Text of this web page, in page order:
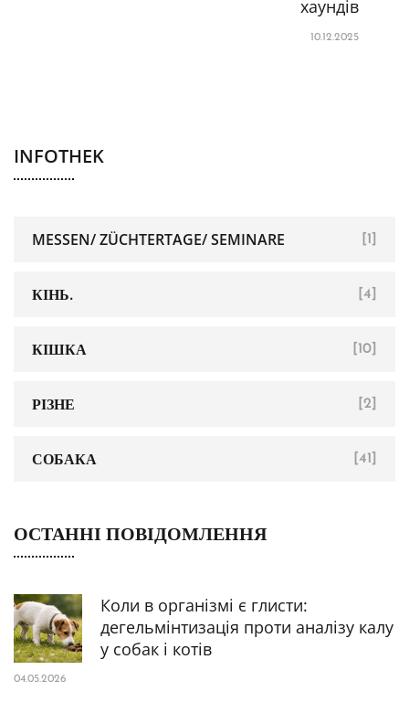
хаундів
10.12.2025
INFOTHEK
MESSEN/ ZÜCHTERTAGE/ SEMINARE [1]
КІНЬ. [4]
КІШКА [10]
РІЗНЕ [2]
СОБАКА [41]
ОСТАННІ ПОВІДОМЛЕННЯ
Коли в організмі є глисти:
дегельмінтизація проти аналізу калу
у собак і котів
04.05.2026